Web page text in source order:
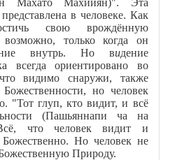
Махато Махииян)". Эта
в человеке. Как
свою врождённую
возможно, только когда он
внутрь. Но видение
всегда ориентировано во
видимо снаружи, также
Божественности, но человек
"Тот глуп, кто видит, и всё
(Пашьяннапи ча на
что человек видит и
Но человек не
Природу.